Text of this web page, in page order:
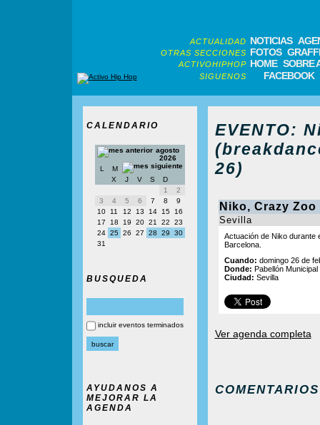
ACTUALIDAD NOTICIAS
OTRAS SECCIONES FOTOS
ACTIVOHIPHOP HOME SOBRE
SIGUENOS FACEBOOK
CALENDARIO
agosto
2026
L
M
X
J V S
D
1
2
3
4 5 6 7 8
9
10
11 12 13 14 15
16
17
18 19 20 21 22
23
24 25 26 27 28 29
30
31
BUSQUEDA
incluir eventos terminados
AYUDANOS A
MEJORAR LA
AGENDA
EVENTO:
26)
Niko, Crazy
Sevilla
Actuación de Niko durante
Barcelona.
Cuando: domingo 26 de
Donde: Pabellón
Ciudad: Sevilla
Ver agenda completa
COMENTARIOS